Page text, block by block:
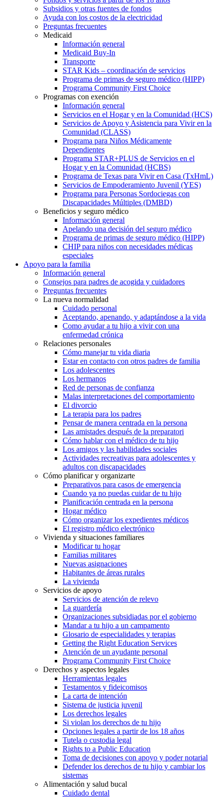
Subsidios y otras fuentes de fondos
Ayuda con los costos de la electricidad
Preguntas frecuentes
Medicaid
Información general
Medicaid Buy-In
Transporte
STAR Kids – coordinación de servicios
Programa de primas de seguro médico (HIPP)
Programa Community First Choice
Programas con exención
Información general
Servicios en el Hogar y en la Comunidad (HCS)
Servicios de Apoyo y Asistencia para Vivir en la
Comunidad (CLASS)
Programa para Niños Médicamente
Dependientes
Programa STAR+PLUS de Servicios en el
Hogar y en la Comunidad (HCBS)
Programa de Texas para Vivir en Casa (TxHmL)
Servicios de Empoderamiento Juvenil (YES)
Programa para Personas Sordociegas con
Discapacidades Múltiples (DMBD)
Beneficios y seguro médico
Información general
Apelando una decisión del seguro médico
Programa de primas de seguro médico (HIPP)
CHIP para niños con necesidades médicas
especiales
Apoyo para la familia
Información general
Consejos para padres de acogida y cuidadores
Preguntas frecuentes
La nueva normalidad
Cuidado personal
Aceptando, apenando, y adaptándose a la vida
Como ayudar a tu hijo a vivir con una
enfermedad crónica
Relaciones personales
Cómo manejar tu vida diaria
Estar en contacto con otros padres de familia
Los adolescentes
Los hermanos
Red de personas de confianza
Malas interpretaciones del comportamiento
El divorcio
La terapia para los padres
Pensar de manera centrada en la persona
Las amistades después de la preparatori
Cómo hablar con el médico de tu hijo
Los amigos y las habilidades sociales
Actividades recreativas para adolescentes y
adultos con discapacidades
Cómo planificar y organizarte
Preparativos para casos de emergencia
Cuando ya no puedas cuidar de tu hijo
Planificación centrada en la persona
Hogar médico
Cómo organizar los expedientes médicos
El registro médico electrónico
Vivienda y situaciones familiares
Modificar tu hogar
Familias militares
Nuevas asignaciones
Habitantes de áreas rurales
La vivienda
Servicios de apoyo
Servicios de atención de relevo
La guardería
Organizaciones subsidiadas por el gobierno
Mandar a tu hijo a un campamento
Glosario de especialidades y terapias
Getting the Right Education Services
Atención de un ayudante personal
Programa Community First Choice
Derechos y aspectos legales
Herramientas legales
Testamentos y fideicomisos
La carta de intención
Sistema de justicia juvenil
Los derechos legales
Si violan los derechos de tu hijo
Opciones legales a partir de los 18 años
Tutela o custodia legal
Rights to a Public Education
Toma de decisiones con apoyo y poder notarial
Defender los derechos de tu hijo y cambiar los
sistemas
Alimentación y salud bucal
Cuidado dental